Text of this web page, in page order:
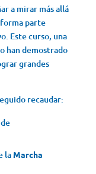
a mirar más allá
parte
Este curso, una
han demostrado
grandes
recaudar:
la Marcha